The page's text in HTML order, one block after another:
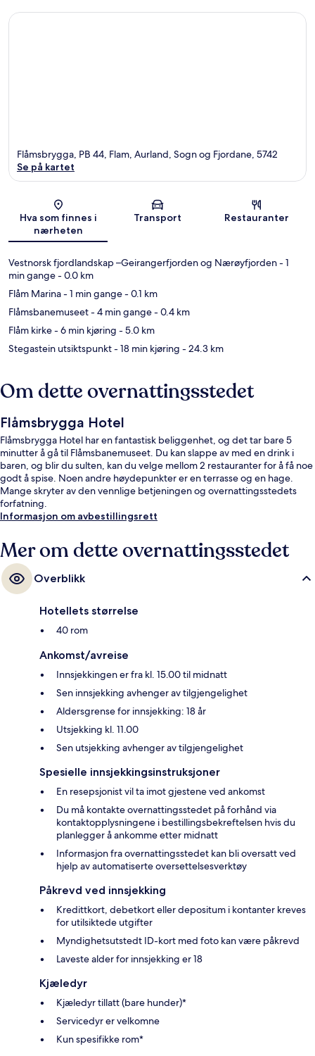
Kart
Flåmsbrygga, PB 44, Flam, Aurland, Sogn og Fjordane, 5742
Se på kartet
Hva som finnes i
nærheten
Transport Restauranter
Vestnorsk fjordlandskap –Geirangerfjorden og Nærøyfjorden- 1
min gange- 0.0 km
Flåm Marina- 1 min gange- 0.1 km
Flåmsbanemuseet- 4 min gange- 0.4 km
Flåm kirke- 6 min kjøring - 5.0 km
Stegastein utsiktspunkt- 18 min kjøring - 24.3 km
Om dette overnattingsstedet
Flåmsbrygga Hotel
Flåmsbrygga Hotel har en fantastisk beliggenhet, og det tar bare 5
minutter å gå til Flåmsbanemuseet. Du kan slappe av med en drink i
baren, og blir du sulten, kan du velge mellom 2 restauranter for å få noe
godt å spise. Noen andre høydepunkter er en terrasse og en hage.
Mange skryter av den vennlige betjeningen og overnattingsstedets
forfatning.
Informasjon om avbestillingsrett
Mer om dette overnattingsstedet
Overblikk
Hotellets størrelse
40 rom
Ankomst/avreise
Innsjekkingen er fra kl. 15.00 til midnatt
Sen innsjekking avhenger av tilgjengelighet
Aldersgrense for innsjekking: 18 år
Utsjekking kl. 11.00
Sen utsjekking avhenger av tilgjengelighet
Spesielle innsjekkingsinstruksjoner
En resepsjonist vil ta imot gjestene ved ankomst
Du må kontakte overnattingsstedet på forhånd via
kontaktopplysningene i bestillingsbekreftelsen hvis du
planlegger å ankomme etter midnatt
Informasjon fra overnattingsstedet kan bli oversatt ved
hjelp av automatiserte oversettelsesverktøy
Påkrevd ved innsjekking
Kredittkort, debetkort eller depositum i kontanter kreves
for utilsiktede utgifter
Myndighetsutstedt ID-kort med foto kan være påkrevd
Laveste alder for innsjekking er 18
Kjæledyr
Kjæledyr tillatt (bare hunder)*
Servicedyr er velkomne
Kun spesifikke rom*